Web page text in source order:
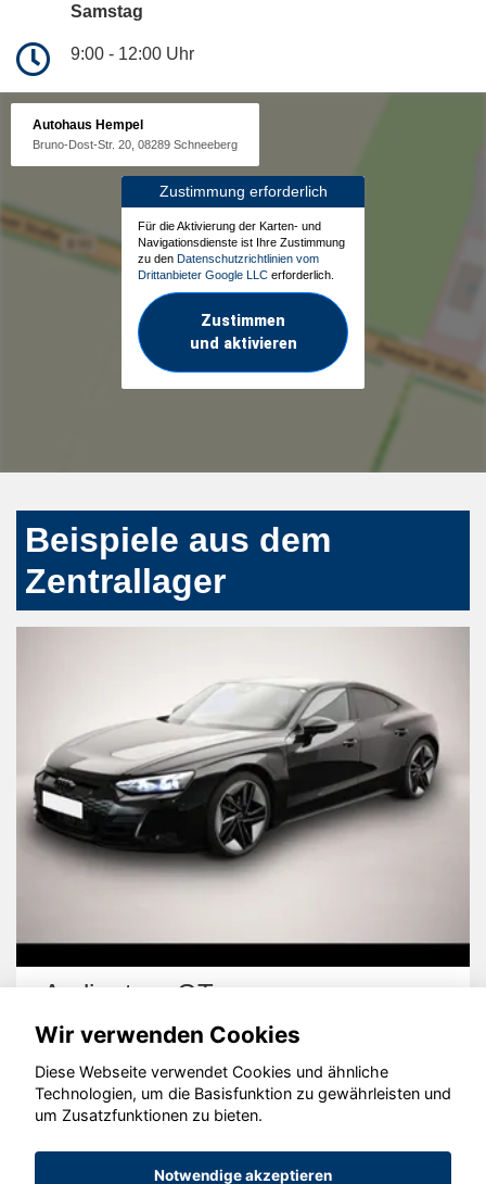
Samstag
9:00 - 12:00 Uhr
Autohaus Hempel
Bruno-Dost-Str. 20, 08289 Schneeberg
Zustimmung erforderlich
Für die Aktivierung der Karten- und
Navigationsdienste ist Ihre Zustimmung
zu den Datenschutzrichtlinien vom
Drittanbieter Google LLC erforderlich.
Zustimmen
und aktivieren
Beispiele aus dem
Zentrallager
GT Hyundai
© konjunkturmotor.de GmbH 2020 - 2026
Wir verwenden Cookies
Diese Webseite verwendet Cookies und ähnliche
Technologien, um die Basisfunktion zu gewährleisten und
um Zusatzfunktionen zu bieten.
Notwendige akzeptieren